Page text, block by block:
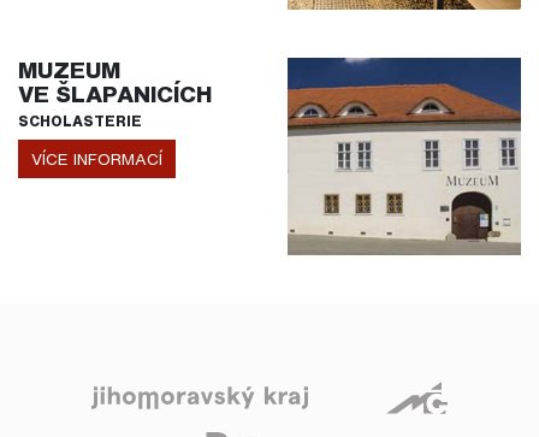
MUZEUM
VE ŠLAPANICÍCH
SCHOLASTERIE
VÍCE INFORMACÍ